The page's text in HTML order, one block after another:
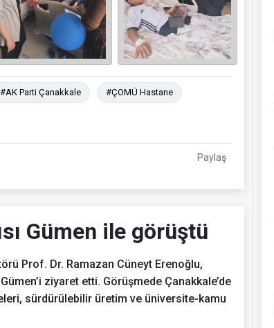
#AK Parti Çanakkale #ÇOMÜ Hastane
Paylaş
Gümen ile görüştü
Prof. Dr. Ramazan Cüneyt Erenoğlu,
ziyaret etti. Görüşmede Çanakkale’de
sürdürülebilir üretim ve üniversite-kamu